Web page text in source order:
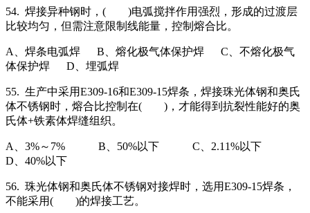
54. 焊接异种钢时，( )电弧搅拌作用强烈，形成的过渡层
比较均匀，但需注意限制线能量，控制熔合比。
A、焊条电弧焊 B、熔化极气体保护焊 C、不熔化极气
体保护焊 D、埋弧焊
55. 生产中采用E309-16和E309-15焊条，焊接珠光体钢和奥氏
体不锈钢时，熔合比控制在( )，才能得到抗裂性能好的奥
氏体+铁素体焊缝组织。
A、3%～7% B、50%以下 C、2.11%以下
D、40%以下
56. 珠光体钢和奥氏体不锈钢对接焊时，选用E309-15焊条，
不能采用( )的焊接工艺。